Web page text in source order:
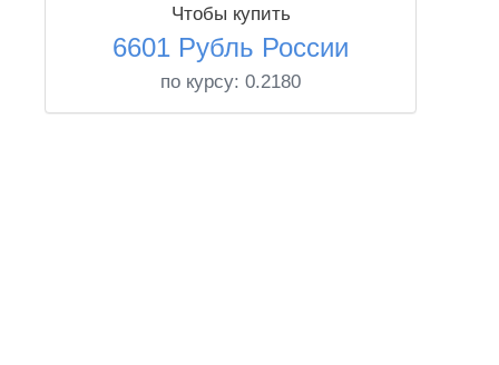
Чтобы купить
6601 Рубль России
по курсу: 0.2180